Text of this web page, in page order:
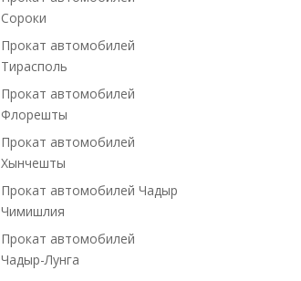
Сороки
Прокат автомобилей
Тирасполь
Прокат автомобилей
Флорешты
Прокат автомобилей
Хынчешты
Прокат автомобилей Чадыр
Чимишлия
Прокат автомобилей
Чадыр-Лунга